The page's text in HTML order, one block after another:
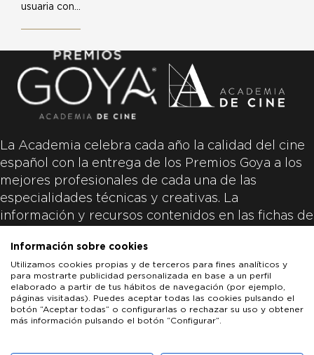
usuaria con…
La Academia celebra cada año la calidad del cine
español con la entrega de los Premios Goya a los
mejores profesionales de cada una de las
especialidades técnicas y creativas. La
información y recursos contenidos en las fichas de
productoras de las películas y responsabilidad
única y exclusiva de las mismas.
ACADEMIA DE CINE
PATROCINADORES PRENSA CONTACTO
Información sobre cookies
Utilizamos cookies propias y de terceros para fines analíticos y
para mostrarte publicidad personalizada en base a un perfil
elaborado a partir de tus hábitos de navegación (por ejemplo,
páginas visitadas). Puedes aceptar todas las cookies pulsando el
botón “Aceptar todas” o configurarlas o rechazar su uso y obtener
más información pulsando el botón “Configurar”.